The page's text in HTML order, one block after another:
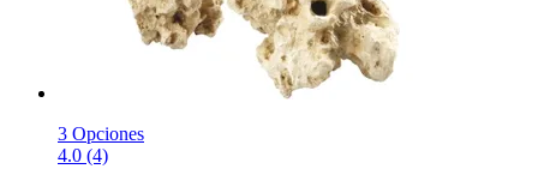
3 Opciones
4.0 (4)